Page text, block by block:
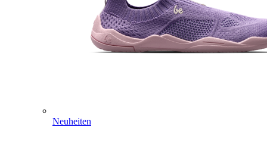
Neuheiten